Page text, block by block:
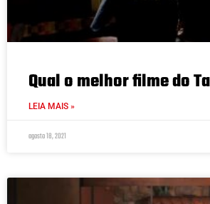
Qual o melhor filme do
LEIA MAIS »
agosto 18, 2021